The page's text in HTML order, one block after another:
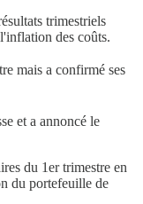
trimestriels
des coûts.
mais a confirmé ses
et a annoncé le
du 1er trimestre en
du portefeuille de